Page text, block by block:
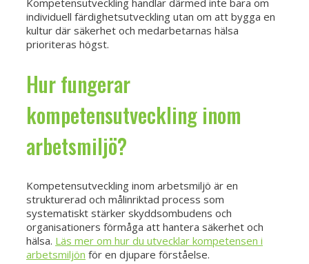
Kompetensutveckling handlar därmed inte bara om
individuell färdighetsutveckling utan om att bygga en
kultur där säkerhet och medarbetarnas hälsa
prioriteras högst.
Hur fungerar
kompetensutveckling inom
arbetsmiljö?
Kompetensutveckling inom arbetsmiljö är en
strukturerad och målinriktad process som
systematiskt stärker skyddsombudens och
organisationers förmåga att hantera säkerhet och
hälsa. Läs mer om hur du utvecklar kompetensen i
arbetsmiljön för en djupare förståelse.